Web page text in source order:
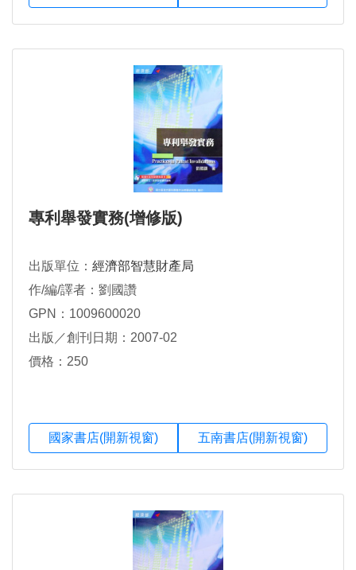
專利舉發實務(增修版)
出版單位： 經濟部智慧財產局
作/編/譯者：劉國讚
GPN：1009600020
出版／創刊日期：2007-02
價格：250
國家書店(開新視窗) 五南書店(開新視窗)